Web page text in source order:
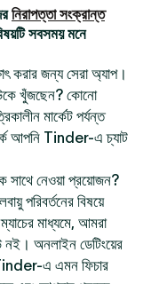
নিরাপত্তা সংক্রান্ত
সবসময় মনে
করার জন্য সেরা অ্যাপ।
খুঁজছেন? কোনো
মার্কেট পর্যন্ত
আপনি Tinder-এ চ্যাট
সাথে নেওয়া প্রয়োজন?
পরিবর্তনের বিষয়ে
মাধ্যমে, আমরা
অনলাইন ডেটিংয়ের
এ এমন ফিচার